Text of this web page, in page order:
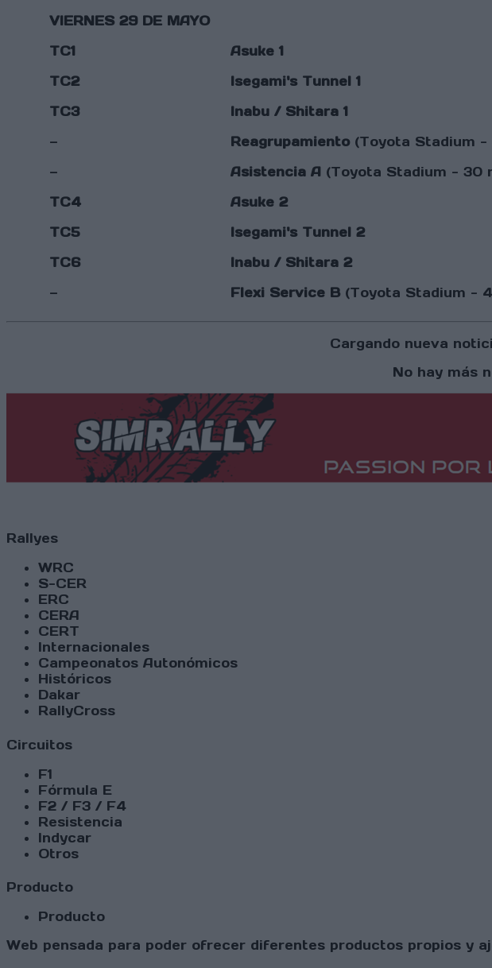
VIERNES 29 DE MAYO
TC1
Asuke 1
TC2
Isegami's Tunnel 1
TC3
Inabu / Shitara 1
—
Reagrupamiento (Toyota Stadium -
—
Asistencia A (Toyota Stadium - 30
TC4
Asuke 2
TC5
Isegami's Tunnel 2
TC6
Inabu / Shitara 2
—
Flexi Service B (Toyota Stadium -
Cargando nueva
No hay más
Rallyes
WRC
S-CER
ERC
CERA
CERT
Internacionales
Campeonatos Autonómicos
Históricos
Dakar
RallyCross
Circuitos
F1
Fórmula E
F2 / F3 / F4
Resistencia
Indycar
Otros
Producto
Producto
Web pensada para poder ofrecer diferentes productos propios y